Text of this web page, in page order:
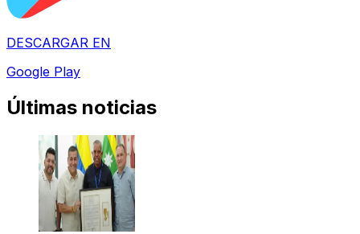
DESCARGAR EN
Google Play
Últimas noticias